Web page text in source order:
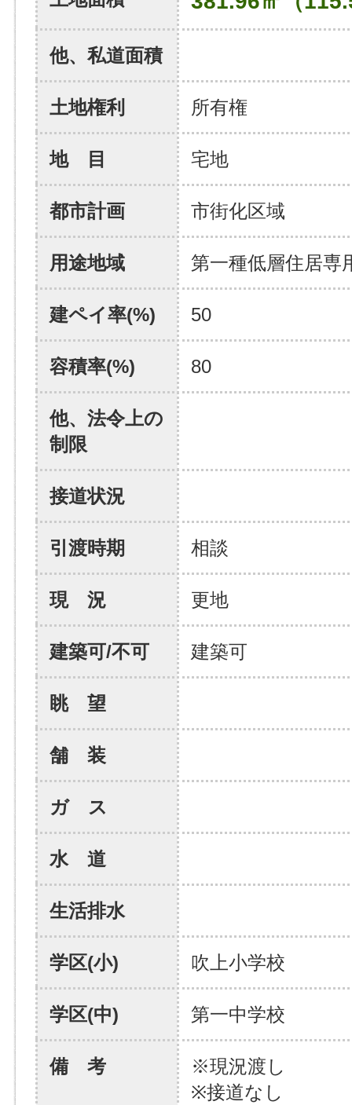
他、私道面積
土地権利 所有権
地 目 宅地
都市計画 市街化区域
用途地域 第一種低層住居専
建ペイ率(%) 50
容積率(%) 80
他、法令上の
制限
接道状況
引渡時期 相談
現 況 更地
建築可/不可 建築可
眺 望
舗 装
ガ ス
水 道
生活排水
学区(小) 吹上小学校
学区(中) 第一中学校
備 考
※現況渡し
※接道なし